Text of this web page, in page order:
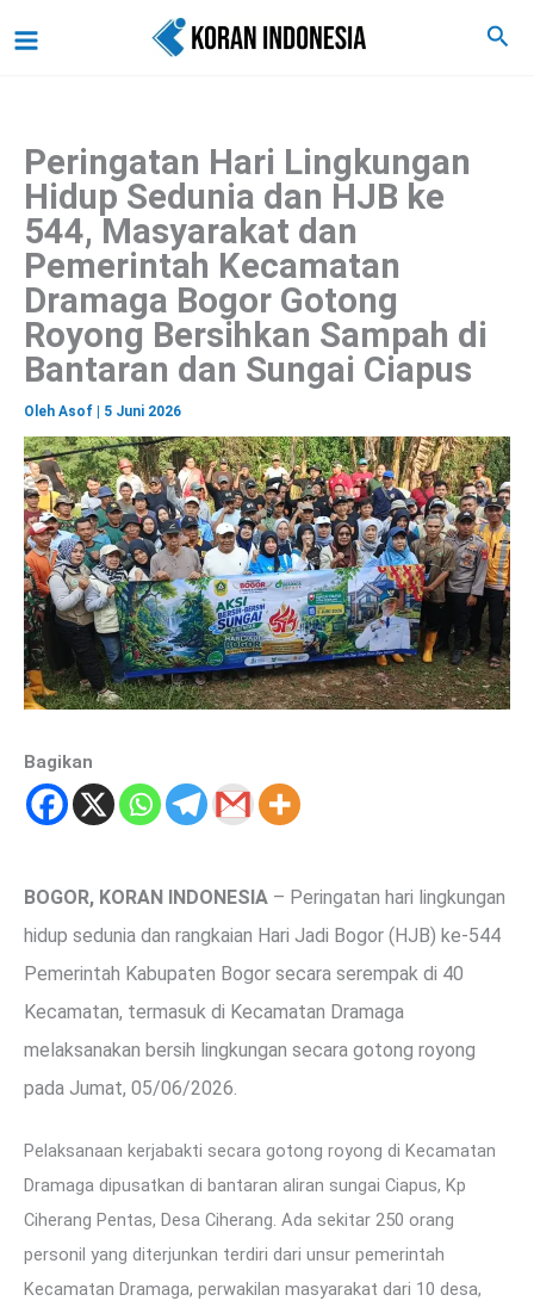
ke
Cari
Peringatan Hari Lingkungan
Hidup Sedunia dan HJB ke
544, Masyarakat dan
Pemerintah Kecamatan
Dramaga Bogor Gotong
Royong Bersihkan Sampah di
Bantaran dan Sungai Ciapus
Oleh Asof 5 Juni 2026
Bagikan
BOGOR, KORAN INDONESIA – Peringatan hari lingkungan
hidup sedunia dan rangkaian Hari Jadi Bogor (HJB) ke-544
Pemerintah Kabupaten Bogor secara serempak di 40
Kecamatan, termasuk di Kecamatan Dramaga
melaksanakan bersih lingkungan secara gotong royong
pada Jumat, 05/06/2026.
Pelaksanaan kerjabakti secara gotong royong di Kecamatan
Dramaga dipusatkan di bantaran aliran sungai Ciapus, Kp
Ciherang Pentas, Desa Ciherang. Ada sekitar 250 orang
personil yang diterjunkan terdiri dari unsur pemerintah
Kecamatan Dramaga, perwakilan masyarakat dari 10 desa,
a